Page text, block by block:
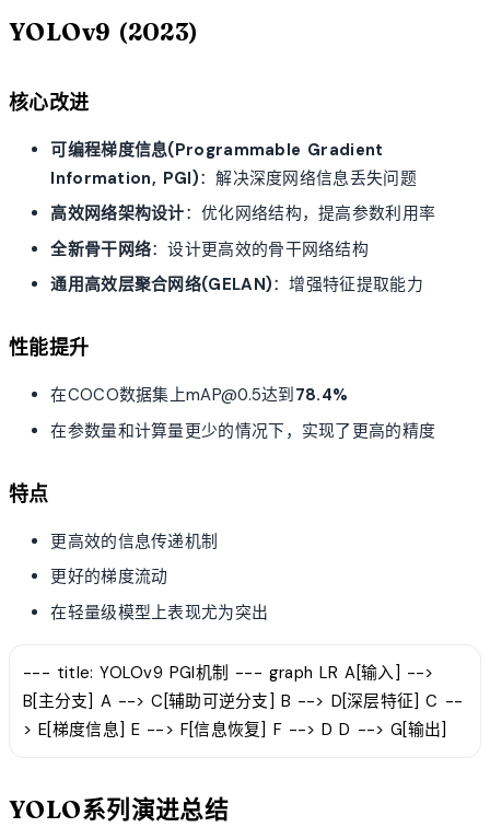
YOLOv9 (2023)
核心改进
可编程梯度信息(Programmable Gradient
Information, PGI)：解决深度网络信息丢失问题
高效网络架构设计：优化网络结构，提高参数利用率
全新骨干网络：设计更高效的骨干网络结构
通用高效层聚合网络(GELAN)：增强特征提取能力
性能提升
在COCO数据集上mAP@0.5达到78.4%
在参数量和计算量更少的情况下，实现了更高的精度
特点
更高效的信息传递机制
更好的梯度流动
在轻量级模型上表现尤为突出
--- title: YOLOv9 PGI机制 --- graph LR A[输入] -->
B[主分支] A --> C[辅助可逆分支] B --> D[深层特征] C --
> E[梯度信息] E --> F[信息恢复] F --> D D --> G[输出]
YOLO系列演进总结